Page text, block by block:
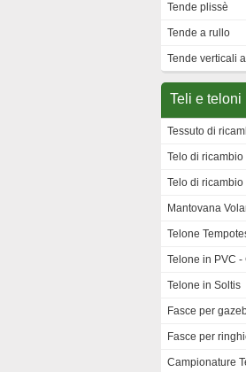
Tende plissè
Tende a rullo
Tende verticali
Teli e teloni
Tessuto di
Telo di ricambio
Telo di ricambio
Mantovana
Telone
Telone in PVC -
Telone in Soltis
Fasce per
Fasce per
Campionature